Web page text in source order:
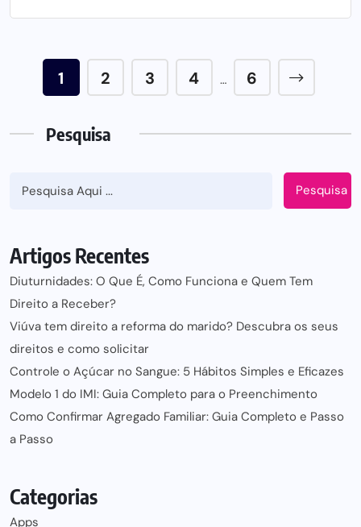
1 2 3 4 … 6
Pesquisa
Pesquisa
Artigos Recentes
Diuturnidades: O Que É, Como Funciona e Quem Tem
Direito a Receber?
Viúva tem direito a reforma do marido? Descubra os seus
direitos e como solicitar
Controle o Açúcar no Sangue: 5 Hábitos Simples e Eficazes
Modelo 1 do IMI: Guia Completo para o Preenchimento
Como Confirmar Agregado Familiar: Guia Completo e Passo
a Passo
Categorias
Apps